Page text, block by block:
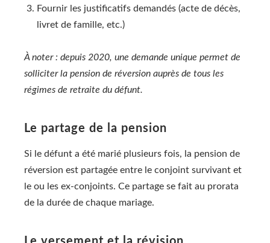
Fournir les justificatifs demandés (acte de décès,
livret de famille, etc.)
À noter : depuis 2020, une demande unique permet de
solliciter la pension de réversion auprès de tous les
régimes de retraite du défunt.
Le partage de la pension
Si le défunt a été marié plusieurs fois, la pension de
réversion est partagée entre le conjoint survivant et
le ou les ex-conjoints. Ce partage se fait au prorata
de la durée de chaque mariage.